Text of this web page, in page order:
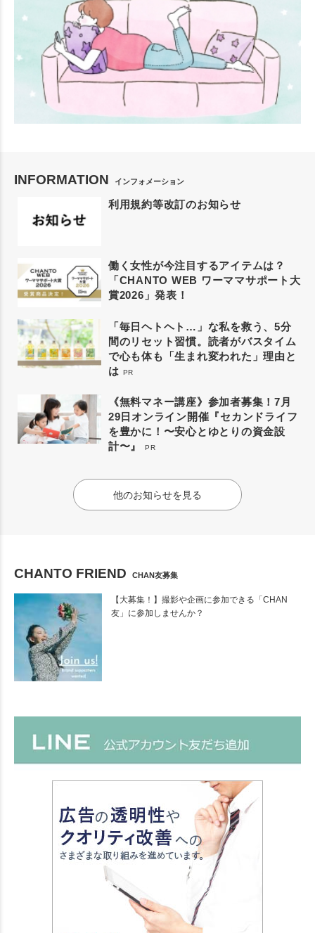
INFORMATION インフォメーション
利用規約等改訂のお知らせ
働く女性が今注目するアイテムは？
「CHANTO WEB ワーママサポート大
賞2026」発表！
「毎日ヘトヘト…」な私を救う、5分
間のリセット習慣。読者がバスタイム
で心も体も「生まれ変われた」理由と
は PR
《無料マネー講座》参加者募集！7月
29日オンライン開催『セカンドライフ
を豊かに！〜安心とゆとりの資金設
計〜』
PR
他のお知らせを見る
CHANTO FRIEND CHAN友募集
【大募集！】撮影や企画に参加できる「CHAN
友」に参加しませんか？